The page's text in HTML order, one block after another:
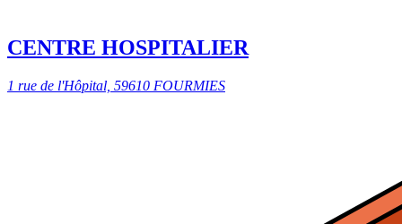
CENTRE HOSPITALIER
1 rue de l'Hôpital, 59610 FOURMIES